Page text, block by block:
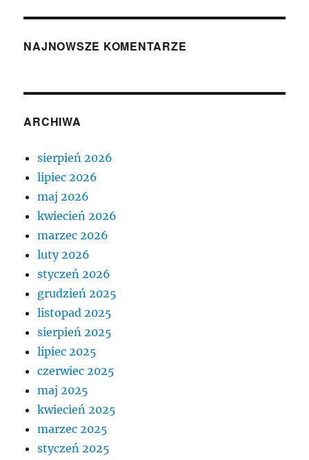
NAJNOWSZE KOMENTARZE
ARCHIWA
sierpień 2026
lipiec 2026
maj 2026
kwiecień 2026
marzec 2026
luty 2026
styczeń 2026
grudzień 2025
listopad 2025
sierpień 2025
lipiec 2025
czerwiec 2025
maj 2025
kwiecień 2025
marzec 2025
styczeń 2025